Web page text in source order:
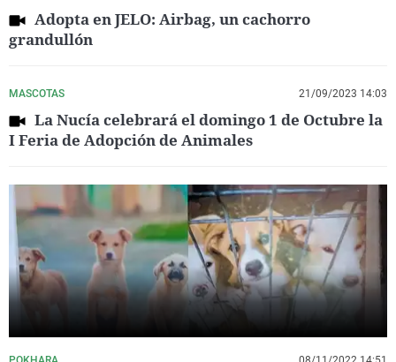
Adopta en JELO: Airbag, un cachorro
grandullón
MASCOTAS 21/09/2023 14:03
La Nucía celebrará el domingo 1 de Octubre la
I Feria de Adopción de Animales